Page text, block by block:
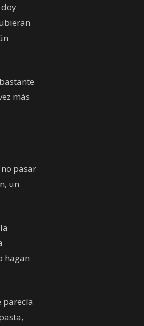
doy
más
pasar
un
hagan
parecía